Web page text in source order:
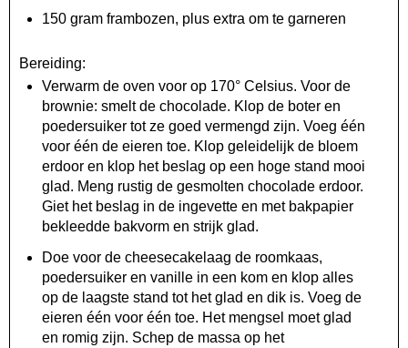
150 gram frambozen, plus extra om te garneren
Bereiding:
Verwarm de oven voor op 170° Celsius. Voor de
brownie: smelt de chocolade. Klop de boter en
poedersuiker tot ze goed vermengd zijn. Voeg één
voor één de eieren toe. Klop geleidelijk de bloem
erdoor en klop het beslag op een hoge stand mooi
glad. Meng rustig de gesmolten chocolade erdoor.
Giet het beslag in de ingevette en met bakpapier
bekleedde bakvorm en strijk glad.
Doe voor de cheesecakelaag de roomkaas,
poedersuiker en vanille in een kom en klop alles
op de laagste stand tot het glad en dik is. Voeg de
eieren één voor één toe. Het mengsel moet glad
en romig zijn. Schep de massa op het